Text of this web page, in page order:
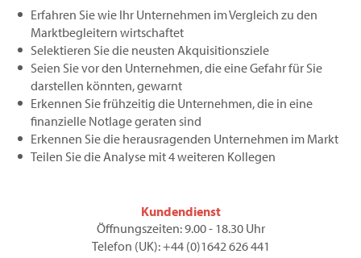
Erfahren Sie wie Ihr Unternehmen im Vergleich zu den
Marktbegleitern wirtschaftet
Selektieren Sie die neusten Akquisitionsziele
Seien Sie vor den Unternehmen, die eine Gefahr für Sie
darstellen könnten, gewarnt
Erkennen Sie frühzeitig die Unternehmen, die in eine
finanzielle Notlage geraten sind
Erkennen Sie die herausragenden Unternehmen im Markt
Teilen Sie die Analyse mit 4 weiteren Kollegen
Kundendienst
Öffnungszeiten: 9.00 - 18.30 Uhr
Telefon (UK): +44 (0)1642 626 441